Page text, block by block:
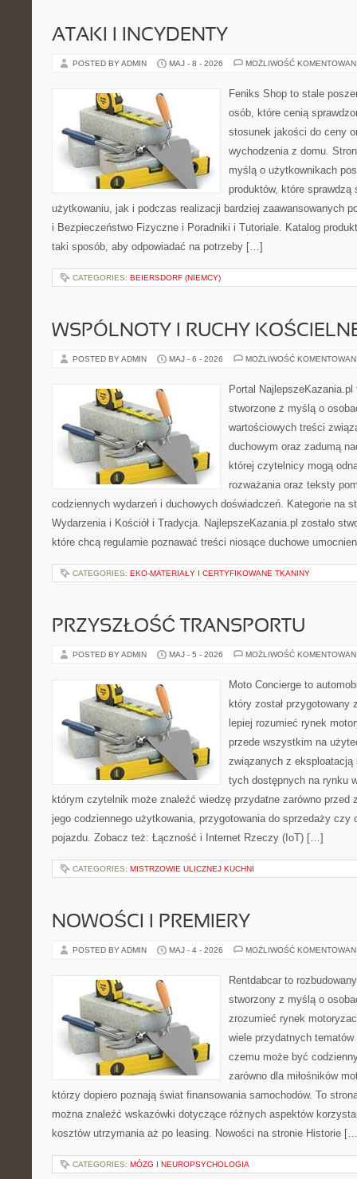
ATAKI I INCYDENTY
POSTED BY ADMIN MAJ - 8 - 2026 MOŻLIWOŚĆ
Feniks Shop to stale
osób, które cenią
stosunek jakości do ceny
wychodzenia z domu.
myślą o użytkownikach
produktów, które
użytkowaniu, jak i podczas realizacji bardziej zaawansowanych
i Bezpieczeństwo Fizyczne i Poradniki i Tutoriale. Katalog
taki sposób, aby odpowiadać na potrzeby […]
CATEGORIES: BEIERSDORF (NIEMCY)
WSPÓLNOTY I RUCHY
POSTED BY ADMIN MAJ - 6 - 2026 MOŻLIWOŚĆ
Portal
stworzone z myślą o
wartościowych treści
duchowym oraz zadumą
której czytelnicy mogą
rozważania oraz teksty
codziennych wydarzeń i duchowych doświadczeń. Kategorie na
Wydarzenia i Kościół i Tradycja. NajlepszeKazania.pl zostało
które chcą regularnie poznawać treści niosące duchowe
CATEGORIES: EKO-MATERIAŁY I CERTYFIKOWANE TKANINY
PRZYSZŁOŚĆ TRANSPORTU
POSTED BY ADMIN MAJ - 5 - 2026 MOŻLIWOŚĆ
Moto Concierge to
który został
lepiej rozumieć rynek
przede wszystkim na
związanych z eksploatacją
tych dostępnych na rynku
którym czytelnik może znaleźć wiedzę przydatne zarówno przed
jego codziennego użytkowania, przygotowania do sprzedaży czy
pojazdu. Zobacz też: Łączność i Internet Rzeczy (IoT) […]
CATEGORIES: MISTRZOWIE ULICZNEJ KUCHNI
NOWOŚCI I PREMIERY
POSTED BY ADMIN MAJ - 4 - 2026 MOŻLIWOŚĆ
Rentdabcar to
stworzony z myślą o
zrozumieć rynek
wiele przydatnych
czemu może być
zarówno dla miłośników
którzy dopiero poznają świat finansowania samochodów. To
można znaleźć wskazówki dotyczące różnych aspektów
kosztów utrzymania aż po leasing. Nowości na stronie Historie
CATEGORIES: MÓZG I NEUROPSYCHOLOGIA